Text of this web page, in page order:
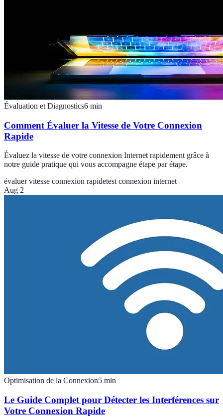
Évaluation et Diagnostics6 min
Comment Évaluer la Vitesse de Votre Connexion
Rapide
Évaluez la vitesse de votre connexion Internet rapidement grâce à
notre guide pratique qui vous accompagne étape par étape.
évaluer vitesse connexion rapidetest connexion internet
Aug 2
Optimisation de la Connexion5 min
Le Guide Complet pour Détecter les Interférences sur
Votre Connexion Rapide